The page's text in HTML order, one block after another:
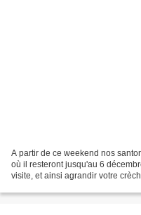
A partir de ce weekend nos
où il resteront jusqu'au 6
visite, et ainsi agrandir votre